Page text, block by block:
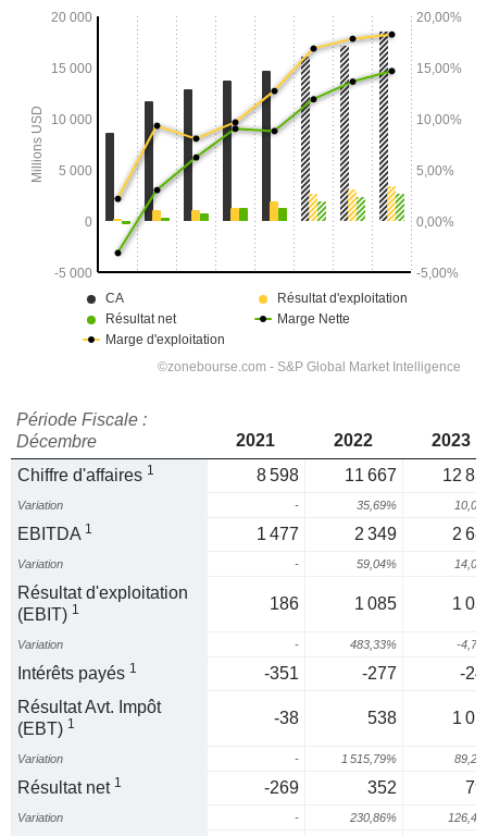
Période Fiscale :
Décembre
2021 2022
2023
Chiffre d'affaires 1 8 598 11 667 12
Variation - 35,69%
EBITDA 1 1 477 2 349 2
Variation - 59,04%
Résultat d'exploitation
(EBIT) 1 186 1 085 1
Variation - 483,33% -
Intérêts payés 1 -351 -277
-
Résultat Avt. Impôt
(EBT) 1 -38 538 1
Variation - 1 515,79%
Résultat net 1 -269 352
Variation - 230,86%